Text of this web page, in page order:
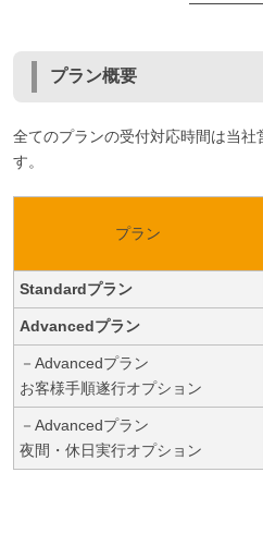
プラン概要
全てのプランの受付対応時間は当社
す。
プラン
Standardプラン
Advancedプラン
－Advancedプラン
お客様手順遂行オプション
－Advancedプラン
夜間・休日実行オプション